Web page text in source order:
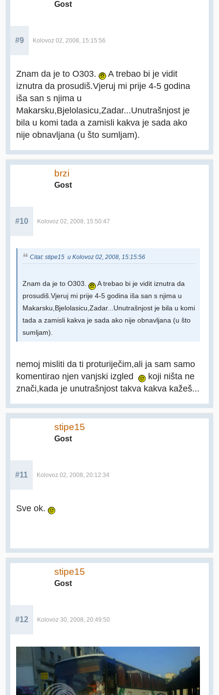
Gost
#9 Kolovoz 02, 2008, 15:15:56
Znam da je to O303.
A trebao bi je vidit
iznutra da prosudiš.Vjeruj mi prije 4-5 godina
iša san s njima u
Makarsku,Bjelolasicu,Zadar...Unutrašnjost je
bila u komi tada a zamisli kakva je sada ako
nije obnavljana (u što sumljam).
brzi
Gost
#10 Kolovoz 02, 2008, 15:50:47
Citat: stipe15 u Kolovoz 02, 2008, 15:15:56
Znam da je to O303.
A trebao bi je vidit iznutra da
prosudiš.Vjeruj mi prije 4-5 godina iša san s njima u
Makarsku,Bjelolasicu,Zadar...Unutrašnjost je bila u komi
tada a zamisli kakva je sada ako nije obnavljana (u što
sumljam).
nemoj misliti da ti proturiječim,ali ja sam samo
komentirao njen vanjski izgled
koji ništa ne
znači,kada je unutrašnjost takva kakva kažeš...
stipe15
Gost
#11 Kolovoz 02, 2008, 20:12:34
Sve ok.
stipe15
Gost
#12 Kolovoz 30, 2008, 20:49:50